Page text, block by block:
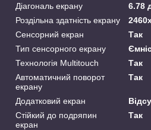
Діагональ екрану
6.78
Роздільна здатність екрану
Сенсорний екран
Так
Тип сенсорного екрану
Технологія Multitouch
Так
Автоматичний поворот
екрану
Так
Додатковий екран
Стійкий до подряпин
екран
Так